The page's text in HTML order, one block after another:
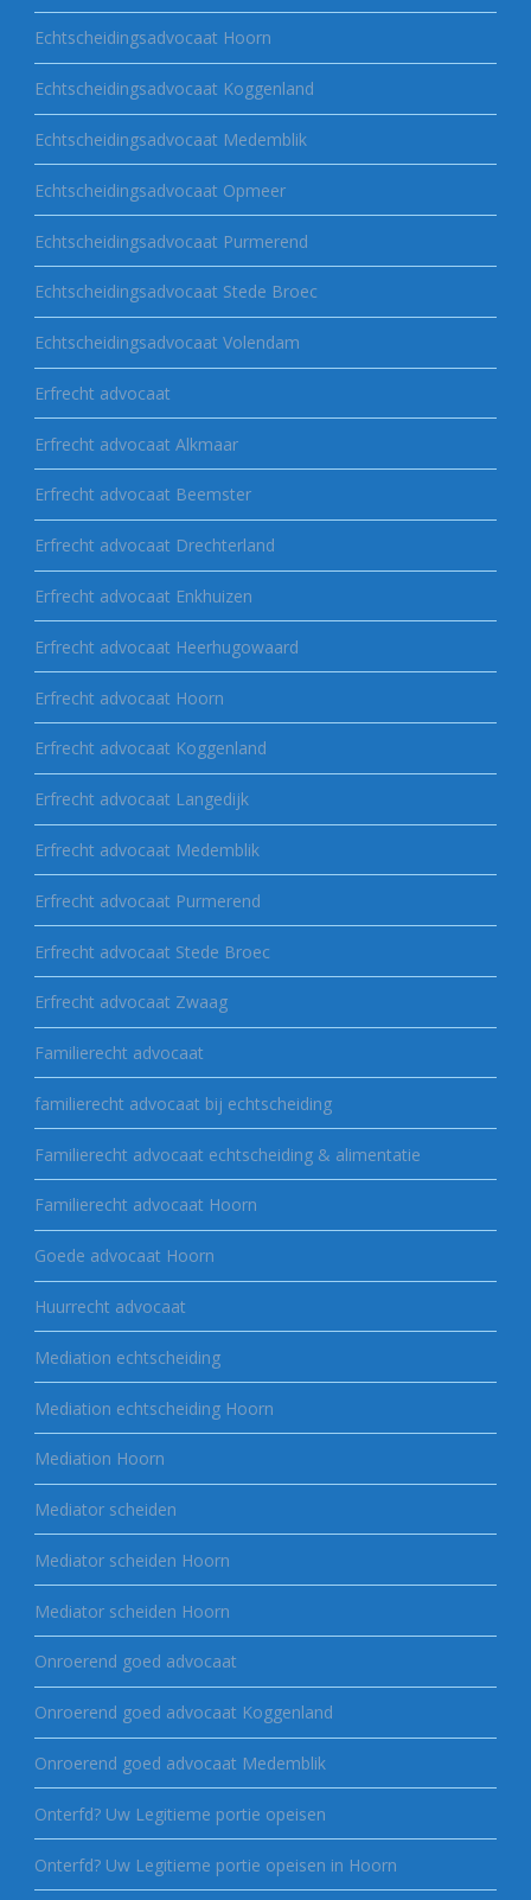
Echtscheidingsadvocaat Hoorn
Echtscheidingsadvocaat Koggenland
Echtscheidingsadvocaat Medemblik
Echtscheidingsadvocaat Opmeer
Echtscheidingsadvocaat Purmerend
Echtscheidingsadvocaat Stede Broec
Echtscheidingsadvocaat Volendam
Erfrecht advocaat
Erfrecht advocaat Alkmaar
Erfrecht advocaat Beemster
Erfrecht advocaat Drechterland
Erfrecht advocaat Enkhuizen
Erfrecht advocaat Heerhugowaard
Erfrecht advocaat Hoorn
Erfrecht advocaat Koggenland
Erfrecht advocaat Langedijk
Erfrecht advocaat Medemblik
Erfrecht advocaat Purmerend
Erfrecht advocaat Stede Broec
Erfrecht advocaat Zwaag
Familierecht advocaat
familierecht advocaat bij echtscheiding
Familierecht advocaat echtscheiding & alimentatie
Familierecht advocaat Hoorn
Goede advocaat Hoorn
Huurrecht advocaat
Mediation echtscheiding
Mediation echtscheiding Hoorn
Mediation Hoorn
Mediator scheiden
Mediator scheiden Hoorn
Mediator scheiden Hoorn
Onroerend goed advocaat
Onroerend goed advocaat Koggenland
Onroerend goed advocaat Medemblik
Onterfd? Uw Legitieme portie opeisen
Onterfd? Uw Legitieme portie opeisen in Hoorn